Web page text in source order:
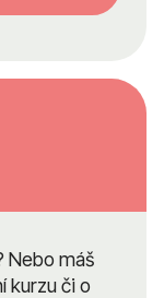
Nebo máš
kurzu či o